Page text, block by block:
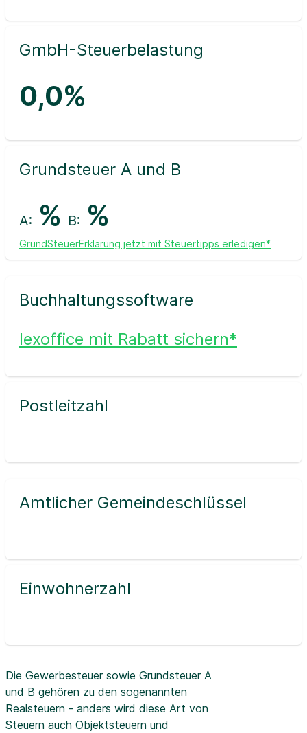
GmbH-Steuerbelastung
0,0%
Grundsteuer A und B
A: % B: %
GrundSteuerErklärung jetzt mit Steuertipps erledigen*
Buchhaltungssoftware
lexoffice mit Rabatt sichern*
Postleitzahl
Amtlicher Gemeindeschlüssel
Einwohnerzahl
Die Gewerbesteuer sowie Grundsteuer A
und B gehören zu den sogenannten
Realsteuern - anders wird diese Art von
Steuern auch Objektsteuern und